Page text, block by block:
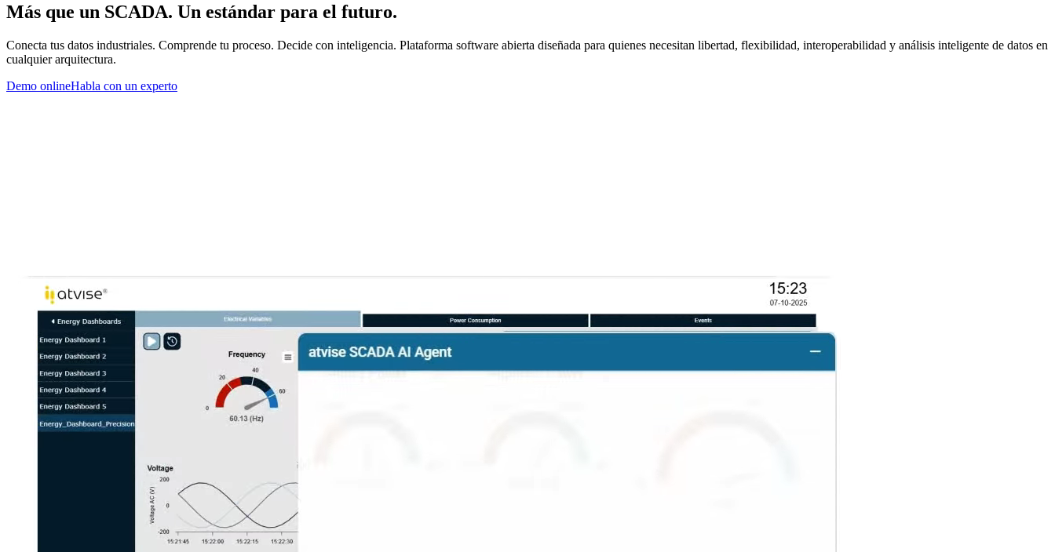
Más que un SCADA. Un estándar para el futuro.
Conecta tus datos industriales. Comprende tu proceso. Decide con inteligencia. Plataforma software abierta diseñada para quienes necesitan libertad, flexibilidad, interoperabilidad y análisis inteligente de datos en
cualquier arquitectura.
Demo onlineHabla con un experto